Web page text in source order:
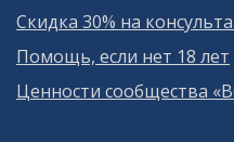
Скидка 30% на
Помощь, если нет 18 лет
Ценности сообщества